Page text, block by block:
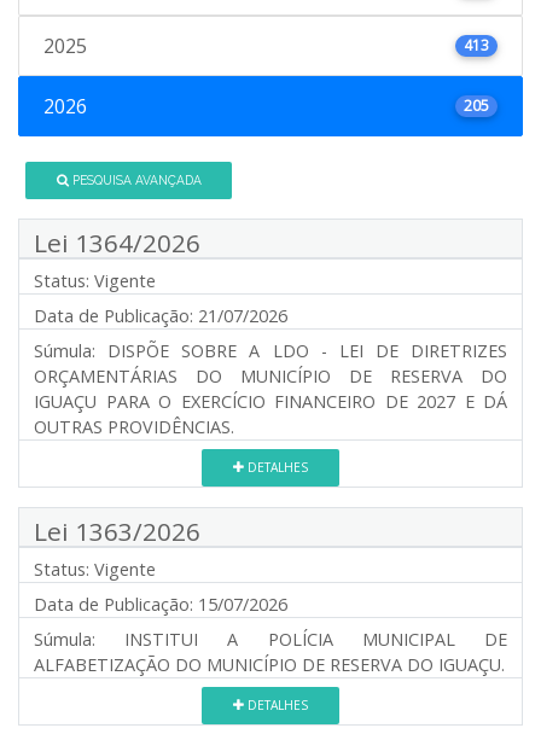
2025 413
2026 205
PESQUISA AVANÇADA
Lei 1364/2026
Status: Vigente
Data de Publicação: 21/07/2026
Súmula: DISPÕE SOBRE A LDO - LEI DE DIRETRIZES
ORÇAMENTÁRIAS DO MUNICÍPIO DE RESERVA DO
IGUAÇU PARA O EXERCÍCIO FINANCEIRO DE 2027 E DÁ
OUTRAS PROVIDÊNCIAS.
DETALHES
Lei 1363/2026
Status: Vigente
Data de Publicação: 15/07/2026
Súmula: INSTITUI A POLÍCIA MUNICIPAL DE
ALFABETIZAÇÃO DO MUNICÍPIO DE RESERVA DO IGUAÇU.
DETALHES